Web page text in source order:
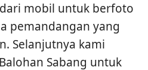
mobil untuk berfoto
pemandangan yang
Selanjutnya kami
Sabang untuk